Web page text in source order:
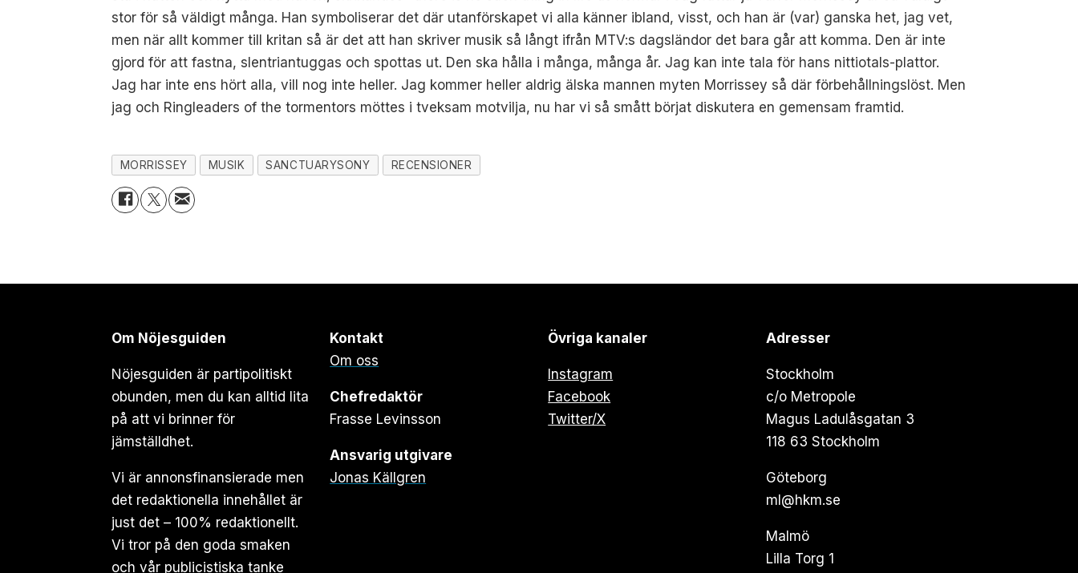
stor för så väldigt många. Han symboliserar det där utanförskapet vi alla känner ibland, visst, och han är (var) ganska het, jag vet,
men när allt kommer till kritan så är det att han skriver musik så långt ifrån MTV:s dagsländor det bara går att komma. Den är inte
gjord för att fastna, slentriantuggas och spottas ut. Den ska hålla i många, många år. Jag kan inte tala för hans nittiotals-plattor.
Jag har inte ens hört alla, vill nog inte heller. Jag kommer heller aldrig älska mannen myten Morrissey så där förbehållningslöst. Men
jag och Ringleaders of the tormentors möttes i tveksam motvilja, nu har vi så smått börjat diskutera en gemensam framtid.
MORRISSEY MUSIK SANCTUARYSONY RECENSIONER
Om Nöjesguiden
Nöjesguiden är partipolitiskt
obunden, men du kan alltid lita
på att vi brinner för
jämställdhet.
Vi är annonsfinansierade men
det redaktionella innehållet är
just det – 100% redaktionellt.
Vi tror på den goda smaken
och vår publicistiska tanke
Kontakt
Om oss
Chefredaktör
Frasse Levinsson
Ansvarig utgivare
Jonas Källgren
Övriga kanaler
Instagram
Facebook
Twitter/X
Adresser
Stockholm
c/o Metropole
Magus Ladulåsgatan 3
118 63 Stockholm
Göteborg
ml@hkm.se
Malmö
Lilla Torg 1